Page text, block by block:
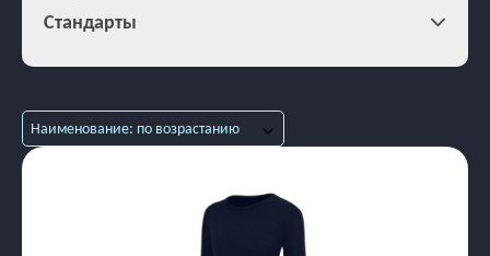
Стандарты
Наименование: по возрастанию